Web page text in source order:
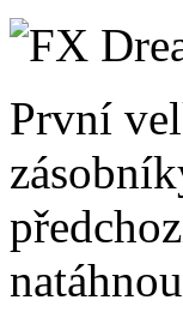
První